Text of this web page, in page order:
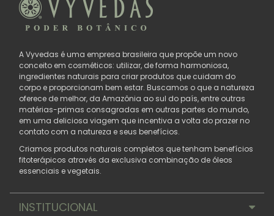
A Vyvedas é uma empresa brasileira que propõe um novo
conceito em cosméticos: utilizar, de forma harmoniosa,
ingredientes naturais para criar produtos que cuidam do
corpo e proporcionam bem estar. Buscamos o que a natureza
oferece de melhor, da Amazônia ao sul do país, entre outras
matérias-primas consagradas em outras partes do mundo,
em uma deliciosa viagem que incentiva a volta do prazer no
contato com a natureza e seus benefícios.
Criamos produtos naturais completos que tenham benefícios
fitoterápicos através da exclusiva combinação de óleos
essenciais e vegetais.
INSTITUCIONAL